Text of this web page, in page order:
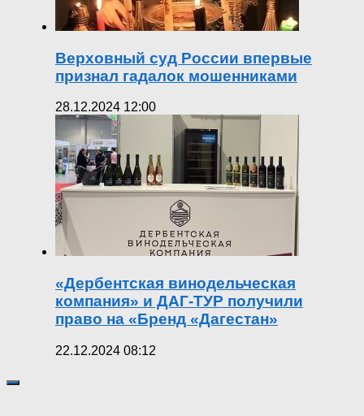
Верховный суд России впервые
признал гадалок мошенниками
28.12.2024 12:00
«Дербентская винодельческая
компания» и ДАГ-ТУР получили
право на «Бренд «Дагестан»
22.12.2024 08:12